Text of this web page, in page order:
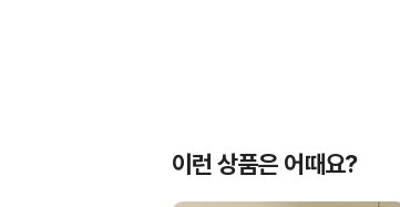
이런 상품은 어때요?